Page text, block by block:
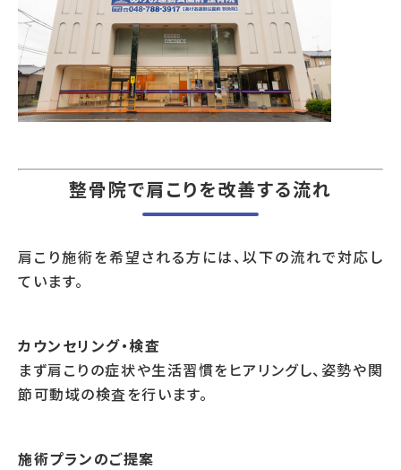
整骨院で肩こりを改善する流れ
肩こり施術を希望される方には、以下の流れで対応し
ています。
カウンセリング・検査
まず肩こりの症状や生活習慣をヒアリングし、姿勢や関
節可動域の検査を行います。
施術プランのご提案